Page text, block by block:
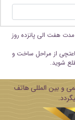
هفت الی پانزده روز
از مراحل ساخت و
شوید.
و بین المللی هاتف